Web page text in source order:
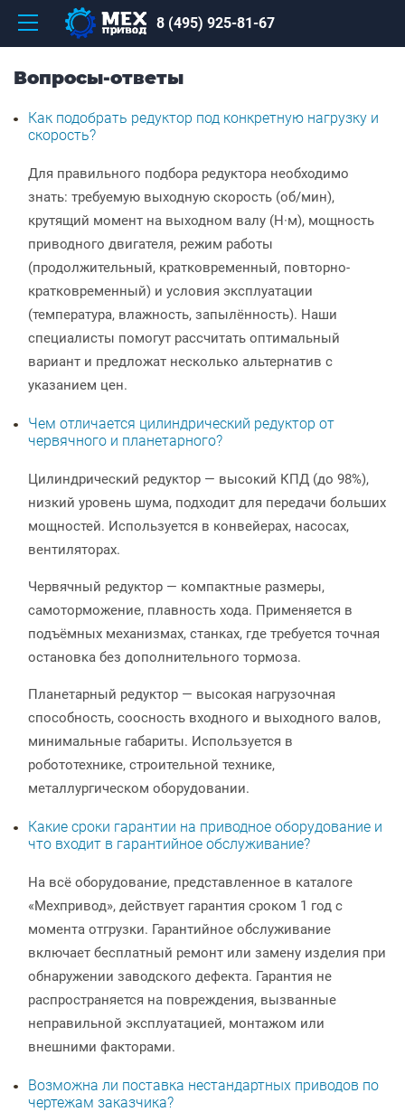
8 (495) 925-81-67
Вопросы-ответы
Как подобрать редуктор под конкретную нагрузку и
скорость?
Для правильного подбора редуктора необходимо
знать: требуемую выходную скорость (об/мин),
крутящий момент на выходном валу (Н·м), мощность
приводного двигателя, режим работы
(продолжительный, кратковременный, повторно-
кратковременный) и условия эксплуатации
(температура, влажность, запылённость). Наши
специалисты помогут рассчитать оптимальный
вариант и предложат несколько альтернатив с
указанием цен.
Чем отличается цилиндрический редуктор от
червячного и планетарного?
Цилиндрический редуктор — высокий КПД (до 98%),
низкий уровень шума, подходит для передачи больших
мощностей. Используется в конвейерах, насосах,
вентиляторах.
Червячный редуктор — компактные размеры,
самоторможение, плавность хода. Применяется в
подъёмных механизмах, станках, где требуется точная
остановка без дополнительного тормоза.
Планетарный редуктор — высокая нагрузочная
способность, соосность входного и выходного валов,
минимальные габариты. Используется в
робототехнике, строительной технике,
металлургическом оборудовании.
Какие сроки гарантии на приводное оборудование и
что входит в гарантийное обслуживание?
На всё оборудование, представленное в каталоге
«Мехпривод», действует гарантия сроком 1 год с
момента отгрузки. Гарантийное обслуживание
включает бесплатный ремонт или замену изделия при
обнаружении заводского дефекта. Гарантия не
распространяется на повреждения, вызванные
неправильной эксплуатацией, монтажом или
внешними факторами.
Возможна ли поставка нестандартных приводов по
чертежам заказчика?